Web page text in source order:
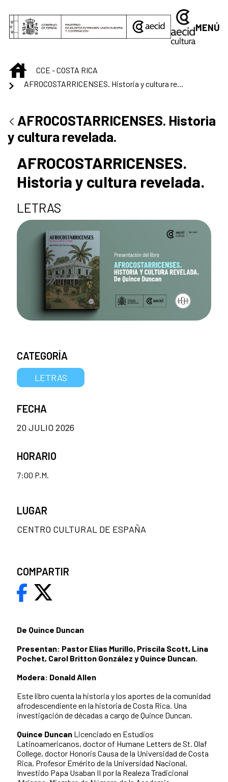
MENÚ
INICIO
CCE - COSTA RICA
AFROCOSTARRICENSES. Historia y cultura revelada.
AFROCOSTARRICENSES. Historia
y cultura revelada.
AFROCOSTARRICENSES.
Historia y cultura revelada.
LETRAS
De Quince Duncan
Presentan: Pastor Elías Murillo, Priscila Scott, Lina
Pochet, Carol Britton González y Quince Duncan.
Modera: Donald Allen
Este libro cuenta la historia y los aportes de la comunidad
afrodescendiente en la historia de Costa Rica. Una
investigación de décadas a cargo de Quince Duncan.
Quince Duncan Licenciado en Estudios
Latinoamericanos, doctor of Humane Letters de St. Olaf
College, doctor Honoris Causa de la Universidad de Costa
Rica, Profesor Emérito de la Universidad Nacional,
Investido Papa Usaban II por la Realeza Tradicional
CATEGORÍA
LETRAS
FECHA
20 JULIO 2026
HORARIO
7:00 P.M.
LUGAR
CENTRO CULTURAL DE ESPAÑA
COMPARTIR